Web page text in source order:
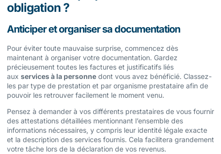
obligation ?
Anticiper et organiser sa documentation
Pour éviter toute mauvaise surprise, commencez dès
maintenant à organiser votre documentation. Gardez
précieusement toutes les factures et justificatifs liés
aux services à la personne dont vous avez bénéficié. Classez-
les par type de prestation et par organisme prestataire afin de
pouvoir les retrouver facilement le moment venu.
Pensez à demander à vos différents prestataires de vous fournir
des attestations détaillées mentionnant l’ensemble des
informations nécessaires, y compris leur identité légale exacte
et la description des services fournis. Cela facilitera grandement
votre tâche lors de la déclaration de vos revenus.